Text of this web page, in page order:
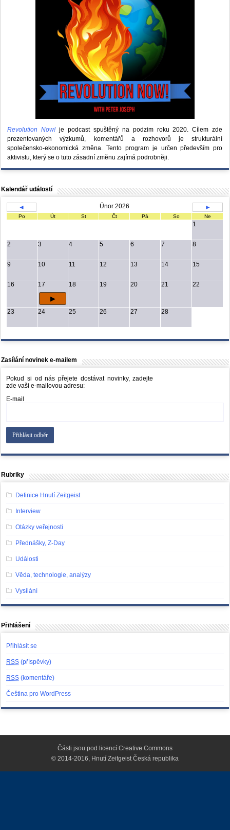
Revolution Now! je podcast spuštěný na podzim roku 2020.Cílem zde
prezentovaných výzkumů, komentářů a rozhovorů je strukturální
společensko-ekonomická změna. Tento program je určen především pro
aktivistu, který se o tuto zásadní změnu zajímá podrobněji.
Kalendář událostí
◄ Únor 2026 ►
Po Út St Čt Pá So Ne
1
2 3 4 5 6 7 8
9 10 11 12 13 14 15
16 17 18 19 20 21 22
23 24 25 26 27 28
Zasílání novinek e-mailem
Pokud si od nás přejete dostávat novinky, zadejte
zde vaši e-mailovou adresu:
E-mail
Rubriky
Definice Hnutí Zeitgeist
Interview
Otázky veřejnosti
Přednášky, Z-Day
Události
Věda, technologie, analýzy
Vysílání
Přihlášení
Přihlásit se
RSS (příspěvky)
RSS (komentáře)
Čeština pro WordPress
Části jsou pod licencí Creative Commons
© 2014-2016, Hnutí Zeitgeist Česká republika